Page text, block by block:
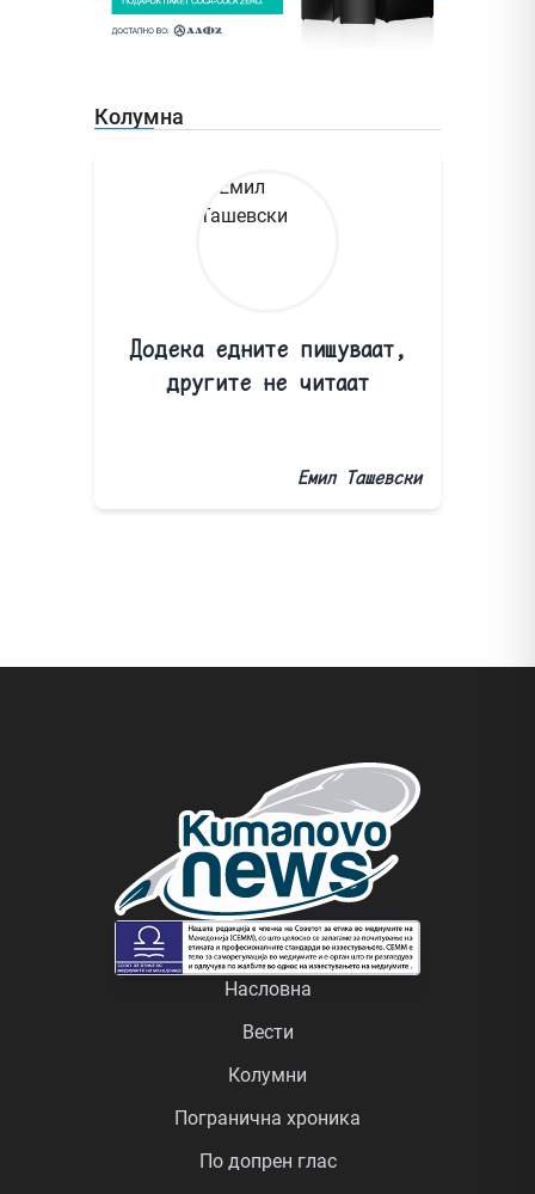
Колумна
Додека едните пишуваат,
другите не читаат
Емил Ташевски
Насловна
Вести
Колумни
Погранична хроника
По допрен глас